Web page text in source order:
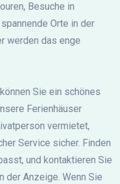
Besuche in
Orte in der
werden das enge
Sie ein schönes
Ferienhäuser
vermietet,
Service sicher. Finden
und kontaktieren Sie
der Anzeige. Wenn Sie